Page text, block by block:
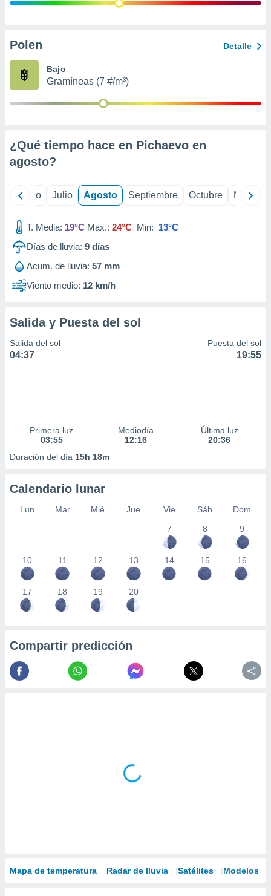
publicidad
de
Polen Detalle
Bajo
Gramíneas (7 #/m³)
¿Qué tiempo hace en Pichaevo en
agosto?
Junio Julio Agosto Septiembre Octubre
T. Media: 19°C Max.: 24°C Min: 13°C
Días de lluvia: 9 días
Acum. de lluvia: 57 mm
Viento medio: 12 km/h
Salida y Puesta del sol
Salida del sol
04:37
Puesta del sol
19:55
Primera luz
03:55
Mediodía
12:16
Última luz
20:36
Duración del día 15h 18m
Calendario lunar
Lun Mar Mié Jue Vie Sáb
Dom
7
8 9
10 11 12 13 14 15 16
17 18 19 20
Compartir predicción
Mapa de temperatura Radar de lluvia Satélites Modelos